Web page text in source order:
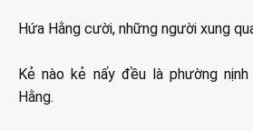
Hứa Hằng cười, những người xung
Kẻ nào kẻ nấy đều là phường
Hằng.